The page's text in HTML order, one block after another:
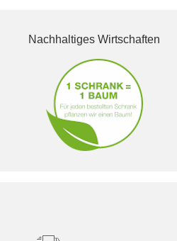
Nachhaltiges Wirtschaften